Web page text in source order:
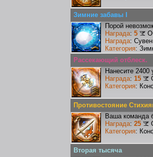
Зимние забавы I
Порой
Награда: 5
Награда:
Категория:
Рассекающий отблеск.
Нанесите 2400
Награда: 15
Категория:
Противостояние
Ваша команда
Награда: 25
Категория:
Вторая тысяча